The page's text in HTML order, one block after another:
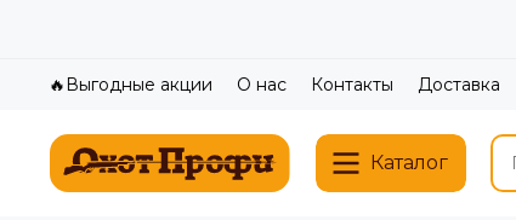
🔥Выгодные акции О нас Контакты Доставка
Каталог